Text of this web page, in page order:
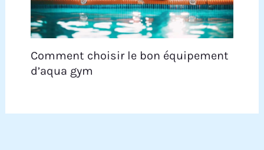
Comment choisir le bon équipement
d’aqua gym